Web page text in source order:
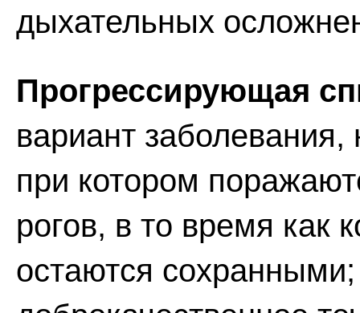
дыхательных
Прогрессирующая
вариант
при котором
рогов, в то время как
остаются